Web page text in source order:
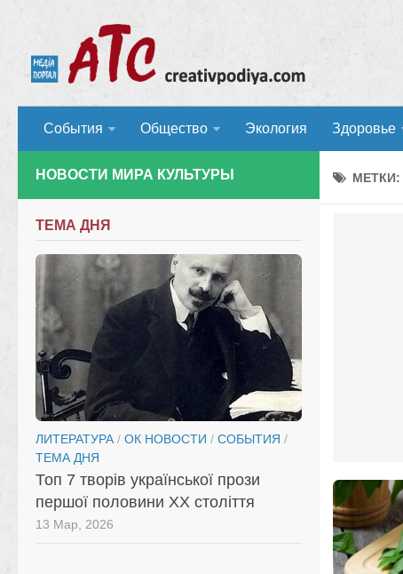
События Общество Экология Здоровье
МЕТКИ:
НОВОСТИ МИРА КУЛЬТУРЫ
ТЕМА ДНЯ
ЛИТЕРАТУРА / ОК НОВОСТИ / СОБЫТИЯ /
ТЕМА ДНЯ
Топ 7 творів української прози
першої половини XX століття
13 Мар, 2026